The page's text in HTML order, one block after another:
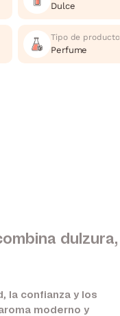
Dulce
Tipo de producto
Perfume
dulzura,
la confianza y los
moderno y